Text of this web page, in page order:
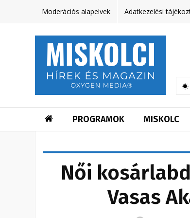
Moderációs alapelvek Adatkezelési
PROGRAMOK MISKOLC
Női
Vasas